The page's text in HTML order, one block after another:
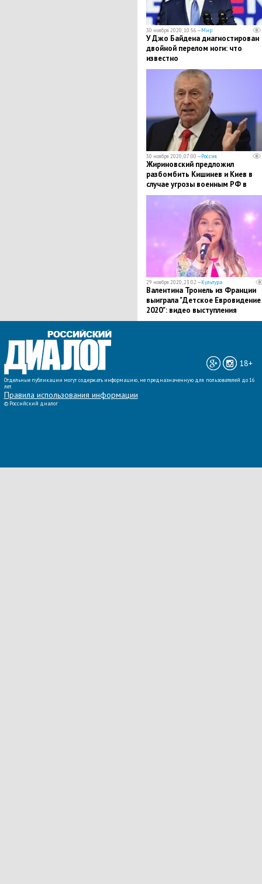
30 ноября 2020, 10:56 —Мир
​У Джо Байдена диагностирован
двойной перелом ноги: что
известно
30 ноября 2020, 07:00 —Россия
Жириновский предложил
разбомбить Кишинев и Киев в
случае угрозы военным РФ в
Приднестровье
29 ноября 2020, 23:02 —Культура
Валентина Тронель из Франции
выиграла "Детское Евровидение
2020": видео выступления
18+
Отдельные публикации могут содержать информацию, не предназначенную для пользователей до 16
лет.
Правила использования информации
© Российский диалог